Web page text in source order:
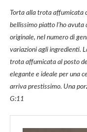
Torta alla trota affumicata
bellissimo piatto l’ho avuta
originale, nel numero di
variazioni agli ingredienti.
trota affumicata al posto
elegante e ideale per una
arriva prestissimo. Una
G:11